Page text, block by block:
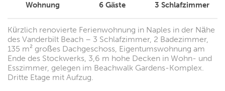
Wohnung 6 Gäste 3 Schlafzimmer
Kürzlich renovierte Ferienwohnung in Naples in der Nähe
des Vanderbilt Beach – 3 Schlafzimmer, 2 Badezimmer,
135 m² großes Dachgeschoss, Eigentumswohnung am
Ende des Stockwerks, 3,6 m hohe Decken in Wohn- und
Esszimmer, gelegen im Beachwalk Gardens-Komplex.
Dritte Etage mit Aufzug.